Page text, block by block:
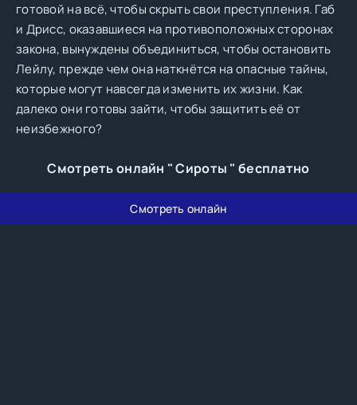
готовой на всё, чтобы скрыть свои преступления. Габ
и Дрисc, оказавшиеся на противоположных сторонах
закона, вынуждены объединиться, чтобы остановить
Лейлу, прежде чем она наткнётся на опасные тайны,
которые могут навсегда изменить их жизни. Как
далеко они готовы зайти, чтобы защитить её от
неизбежного?
Смотреть онлайн " Сироты " бесплатно
Смотреть онлайн